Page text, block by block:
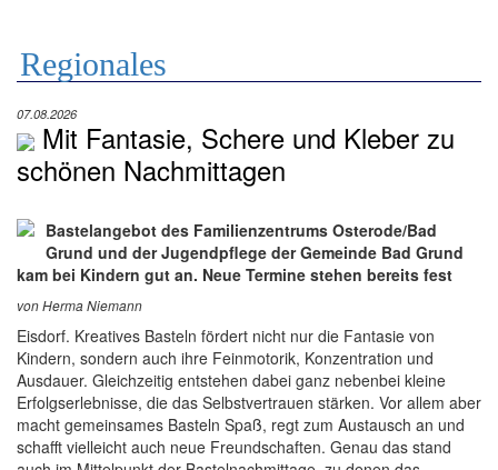
Regionales
07.08.2026
Mit Fantasie, Schere und Kleber zu
schönen Nachmittagen
Bastelangebot des Familienzentrums Osterode/Bad
Grund und der Jugendpflege der Gemeinde Bad Grund
kam bei Kindern gut an. Neue Termine stehen bereits fest
von Herma Niemann
Eisdorf. Kreatives Basteln fördert nicht nur die Fantasie von
Kindern, sondern auch ihre Feinmotorik, Konzentration und
Ausdauer. Gleichzeitig entstehen dabei ganz nebenbei kleine
Erfolgserlebnisse, die das Selbstvertrauen stärken. Vor allem aber
macht gemeinsames Basteln Spaß, regt zum Austausch an und
schafft vielleicht auch neue Freundschaften. Genau das stand